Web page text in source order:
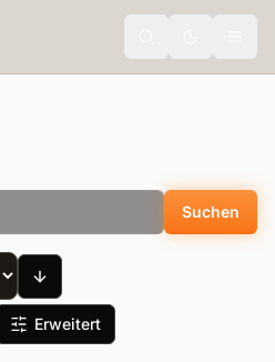
Suchen
Erweitert